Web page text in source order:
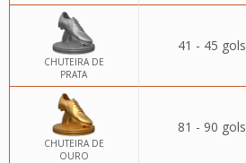
CHUTEIRA DE
PRATA
41 - 45 gols
CHUTEIRA DE
OURO
81 - 90 gols